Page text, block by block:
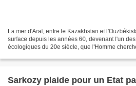
La mer d'Aral, entre le Kazakhstan et
surface depuis les années 60, devenant l'un
écologiques du 20e siècle, que l'Homme
Sarkozy plaide pour un Etat